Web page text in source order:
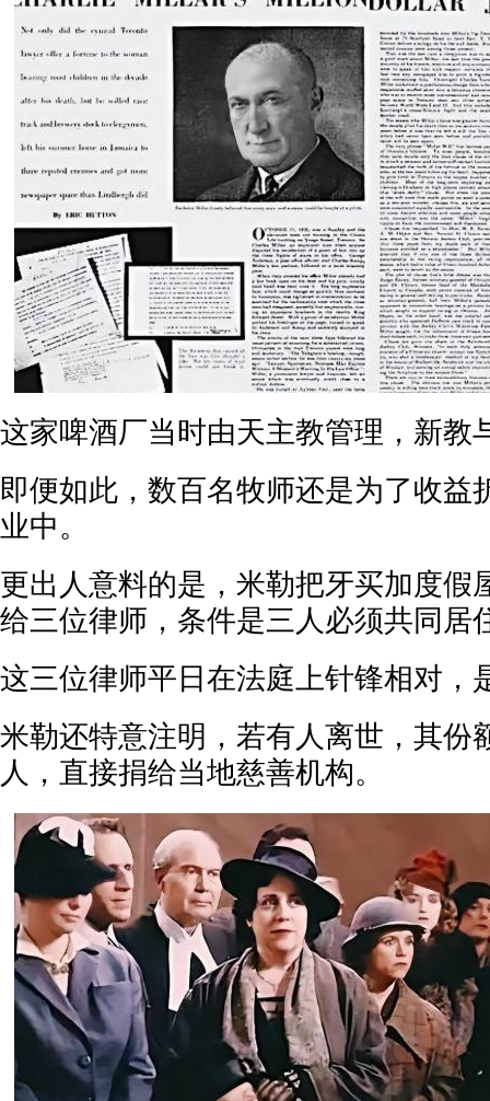
这家啤酒厂当时由天主教管理，新教
即便如此，数百名牧师还是为了收益
业中。
更出人意料的是，米勒把牙买加度假
给三位律师，条件是三人必须共同居
这三位律师平日在法庭上针锋相对，
米勒还特意注明，若有人离世，其份
人，直接捐给当地慈善机构。